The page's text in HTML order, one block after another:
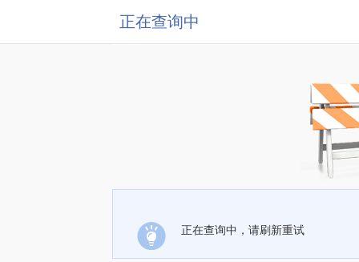
正在查询中
正在查询中，请刷新重试